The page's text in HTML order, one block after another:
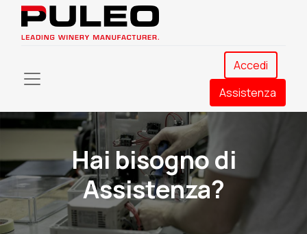
Accedi
Assistenza​
Hai bisogno di
Assistenza?